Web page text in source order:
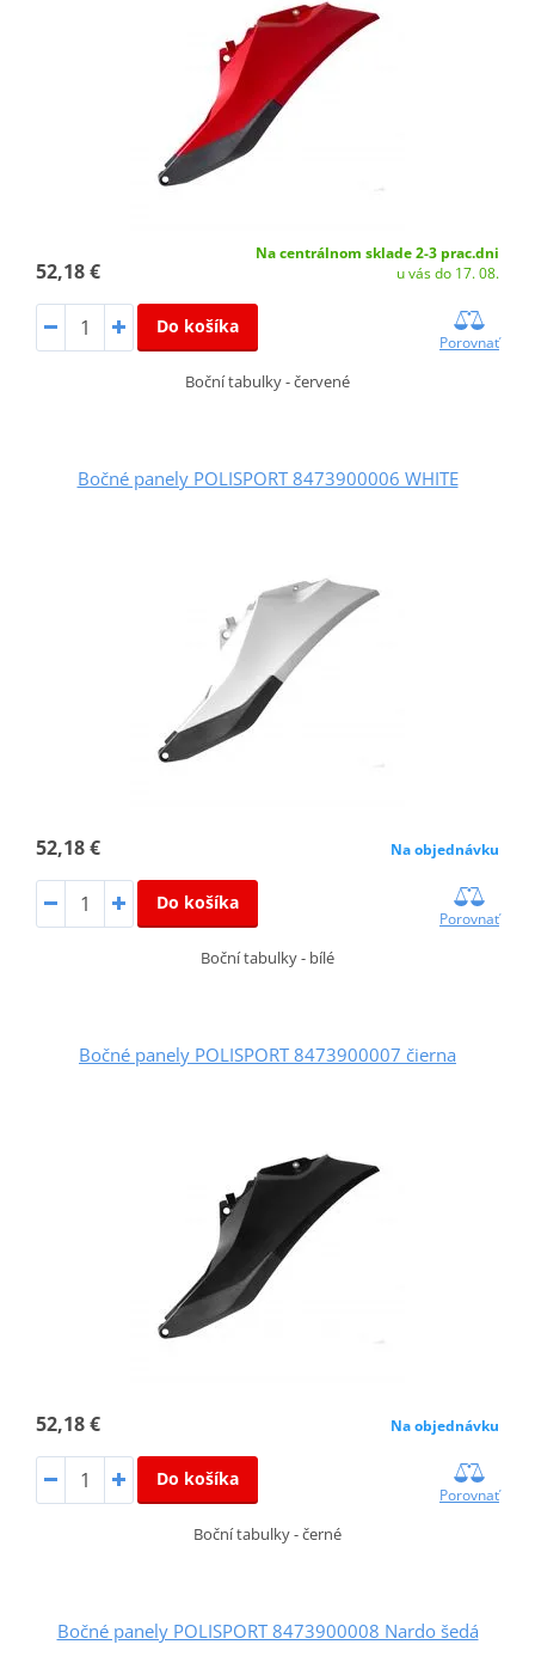
52,18 €
Na centrálnom sklade 2-3 prac.dni
u vás do 17. 08.
Do košíka
Porovnať
Boční tabulky - červené
Bočné panely POLISPORT 8473900006 WHITE
52,18 € Na objednávku
Do košíka
Porovnať
Boční tabulky - bílé
Bočné panely POLISPORT 8473900007 čierna
52,18 € Na objednávku
Do košíka
Porovnať
Boční tabulky - černé
Bočné panely POLISPORT 8473900008 Nardo šedá